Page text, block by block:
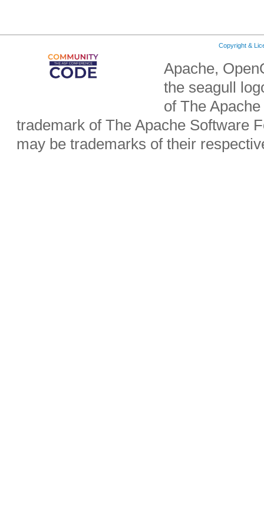
Copyright &
Apache,
the seagull
of The
trademark of The Apache Software
may be trademarks of their